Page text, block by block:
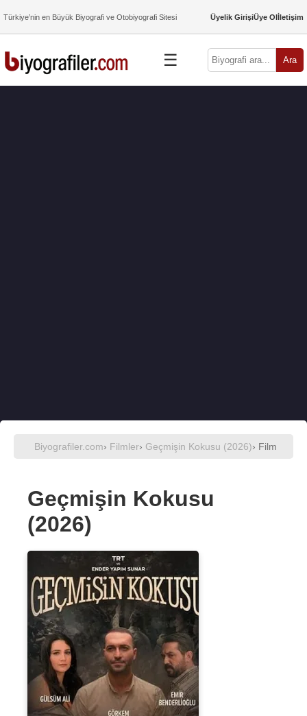
Türkiye’nin en Büyük Biyografi ve Otobiyografi Sitesi Üyelik GirişiÜye Olİletişim
☰ Ara
Biyografiler.com› Filmler› Geçmişin Kokusu (2026)› Film
Geçmişin Kokusu
(2026)